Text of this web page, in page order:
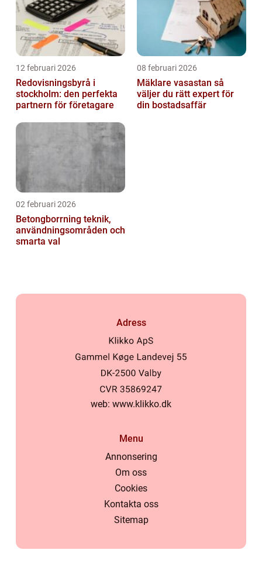
12 februari 2026
Redovisningsbyrå i
stockholm: den perfekta
partnern för företagare
08 februari 2026
Mäklare vasastan så
väljer du rätt expert för
din bostadsaffär
02 februari 2026
Betongborrning teknik,
användningsområden och
smarta val
Adress
web: www.klikko.dk
Menu
Annonsering
Om oss
Cookies
Kontakta oss
Sitemap